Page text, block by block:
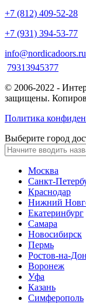
+7 (812) 409-52-28
+7 (931) 394-53-77
info@nordicadoors.ru
79313945377
© 2006-2022 -
защищены.
Политика
Выберите город
Москва
Санкт-
Краснодар
Нижний
Екатеринбург
Самара
Новосибирск
Пермь
Ростов-на-
Воронеж
Уфа
Казань
Симферополь